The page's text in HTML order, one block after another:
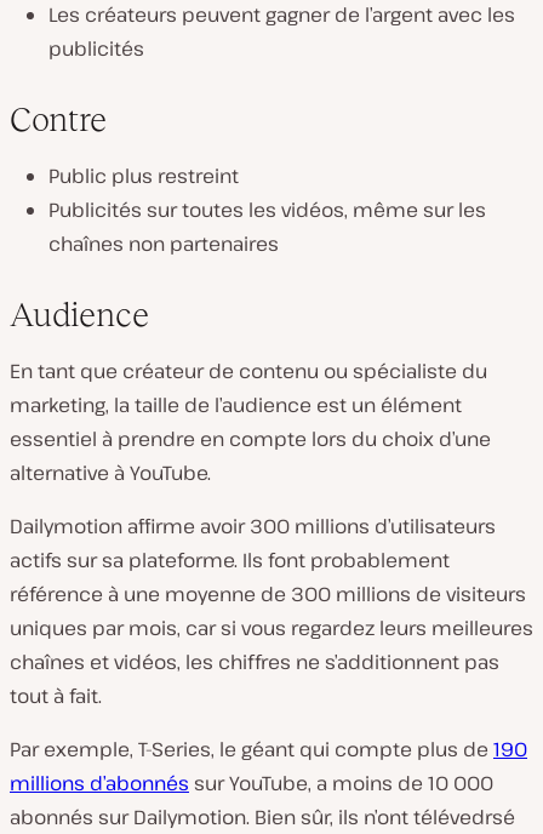
Les créateurs peuvent gagner de l’argent avec les
publicités
Contre
Public plus restreint
Publicités sur toutes les vidéos, même sur les
chaînes non partenaires
Audience
En tant que créateur de contenu ou spécialiste du
marketing, la taille de l’audience est un élément
essentiel à prendre en compte lors du choix d’une
alternative à YouTube.
Dailymotion affirme avoir 300 millions d’utilisateurs
actifs sur sa plateforme. Ils font probablement
référence à une moyenne de 300 millions de visiteurs
uniques par mois, car si vous regardez leurs meilleures
chaînes et vidéos, les chiffres ne s’additionnent pas
tout à fait.
Par exemple, T-Series, le géant qui compte plus de 190
millions d’abonnés sur YouTube, a moins de 10 000
abonnés sur Dailymotion. Bien sûr, ils n’ont télévedrsé